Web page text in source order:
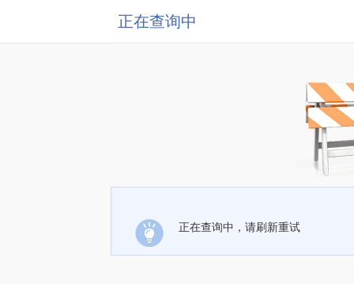
正在查询中
正在查询中，请刷新重试